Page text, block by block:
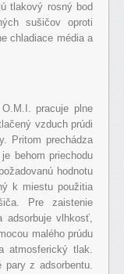
tlakový rosný bod
sušičov oproti
chladiace média a
pracuje plne
vzduch prúdi
Pritom prechádza
behom priechodu
hodnotu
k miestu použitia
Pre zaistenie
adsorbuje vlhkosť,
malého prúdu
atmosferický tlak.
pary z adsorbentu.